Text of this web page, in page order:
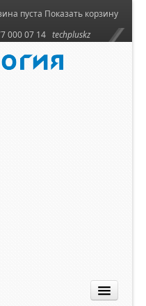
пуста Показать корзину
000 07 14 techpluskz